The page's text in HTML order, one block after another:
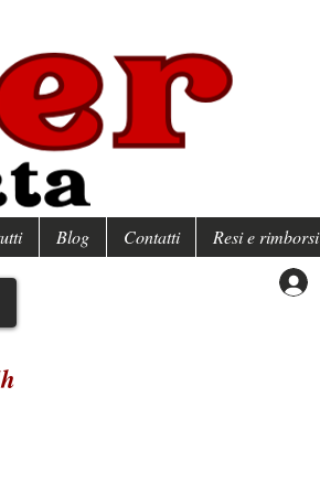
Blog Contatti Resi e rimborsi